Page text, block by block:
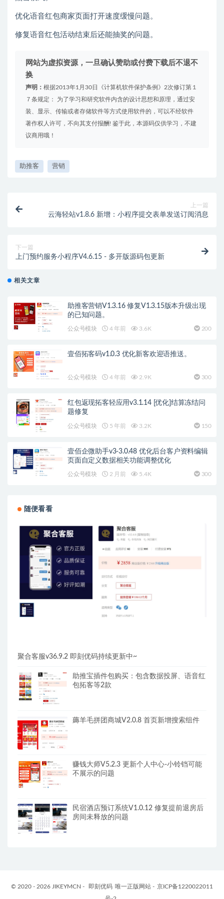
优化语音红包商家页面打开速度缓慢问题。
修复语音红包活动结束后还能抽奖的问题。
网站为虚拟资源，一旦确认赞助或付费下载后不退不
换
声明： 根据2013年1月30日《计算机软件保护条例》2次修订第１
７条规定： 为了学习和研究软件内含的设计思想和原理，通过安
装、显示、传输或者存储软件等方式使用软件的，可以不经软件
著作权人许可，不向其支付报酬! 鉴于此，本源码仅供学习，不建
议商用哦！
助推客 营销
上一篇
云海轻站v1.8.6 新增：小程序提交表单发送订阅消息
下一篇
上门预约服务小程序V4.6.15 - 多开版源码包更新
相关文章
助推客营销V1.3.16 修复V1.3.15版本升级出现
的已知问题。
公众号模块 4 年前 3.6K 200
壹佰拓客码v1.0.3 优化新客欢迎语推送。
公众号模块 4 年前 2.9K 300
红包返现拓客轻应用v3.1.14 [优化]结算冻结问
题修复
公众号模块 5 年前 3.2K 150
壹佰企微助手v3-3.0.48 优化后台客户资料编辑
页面自定义数据相关功能调整优化
公众号模块 2 月前 5.4K 300
随便看看
聚合客服v36.9.2 即刻优码持续更新中~
助推宝插件包购买：包含数据投屏、语音红
包拓客等2款
薅羊毛拼团商城V2.0.8 首页新增搜索组件
赚钱大师V5.2.3 更新个人中心-小铃铛可能
不展示的问题
民宿酒店预订系统V1.0.12 修复提前退房后
房间未释放的问题
© 2020 - 2026 JIKEYMCN - 即刻优码 唯一正版网站 - 京ICP备1220022011